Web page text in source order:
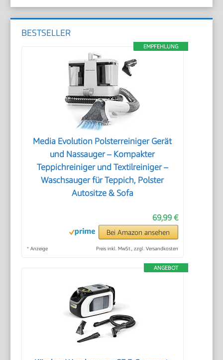
BESTSELLER
EMPFEHLUNG
Media Evolution Polsterreiniger Gerät
und Nassauger – Kompakter
Teppichreiniger und Textilreiniger –
Waschsauger für Teppich, Polster
Autositze & Sofa
69,99 €
Bei Amazon ansehen
* Anzeige Preis inkl. MwSt., zzgl. Versandkosten
ANGEBOT